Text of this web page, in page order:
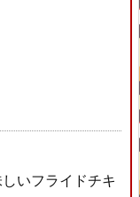
いフライドチキ